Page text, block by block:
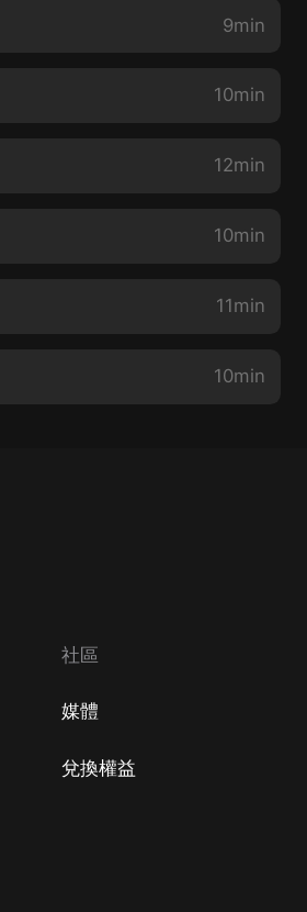
9min
10min
12min
10min
11min
10min
社區
媒體
兌換權益